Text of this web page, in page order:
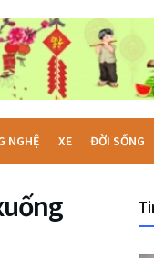
NGHỆ XE ĐỜI SỐNG